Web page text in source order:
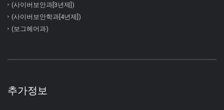
(사이버보안과[3년제])
(사이버보안학과[4년제])
(보그헤어과)
추가정보